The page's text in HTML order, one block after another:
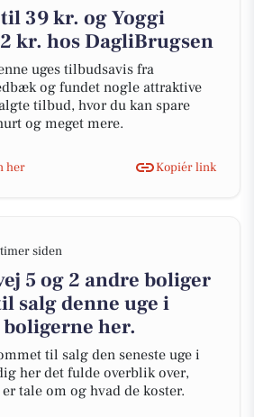
39 kr. og Yoggi
kr. hos DagliBrugsen
uges tilbudsavis fra
og fundet nogle attraktive
tilbud, hvor du kan spare
og meget mere.
her Kopiér link
siden
5 og 2 andre boliger
salg denne uge i
her.
til salg den seneste uge i
her det fulde overblik over,
tale om og hvad de koster.